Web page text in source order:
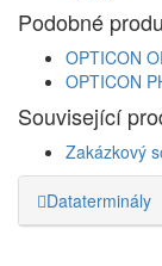
Podobné
OPTICON
OPTICON
Související
Zakázkový
Dataterminály